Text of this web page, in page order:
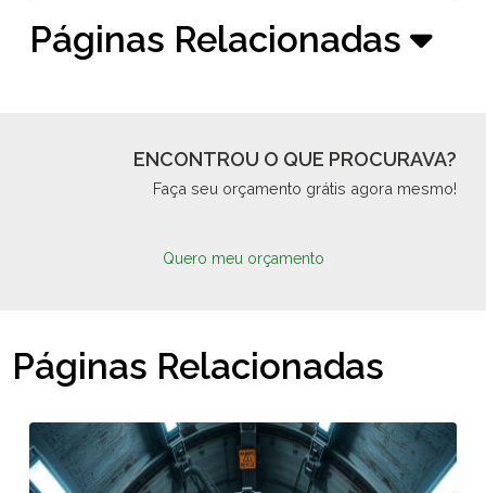
Páginas Relacionadas
ENCONTROU O QUE PROCURAVA?
Faça seu orçamento grátis agora mesmo!
Quero meu orçamento
Páginas Relacionadas